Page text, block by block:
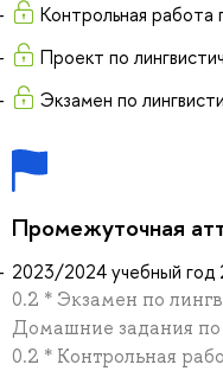
Контрольная работа
Проект по
Экзамен по
Промежуточная
2023/2024 учебный год
0.2 * Экзамен по
Домашние задания
0.2 * Контрольная